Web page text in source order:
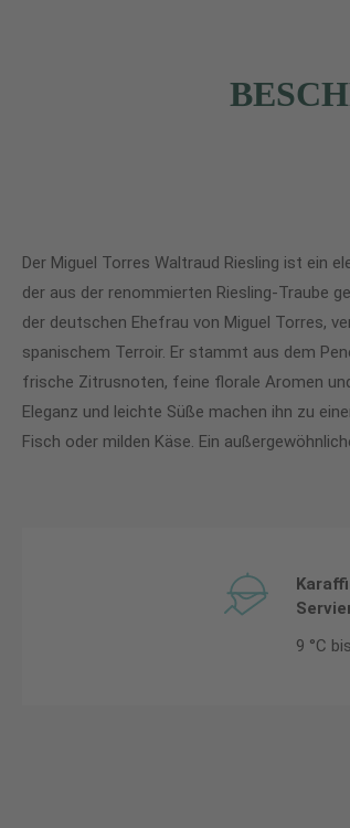
Der Miguel Torres Waltraud Riesling ist ein
der aus der renommierten Riesling-Traube
der deutschen Ehefrau von Miguel Torres,
spanischem Terroir. Er stammt aus dem
frische Zitrusnoten, feine florale Aromen
Eleganz und leichte Süße machen ihn zu
Fisch oder milden Käse. Ein
9 °C